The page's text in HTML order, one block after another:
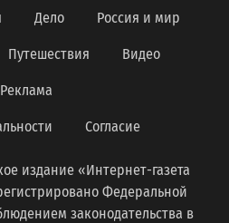
Дело Россия и мир
Путешествия Видео
Реклама
Согласие
издание «Интернет-газета
Федеральной
законодательства в